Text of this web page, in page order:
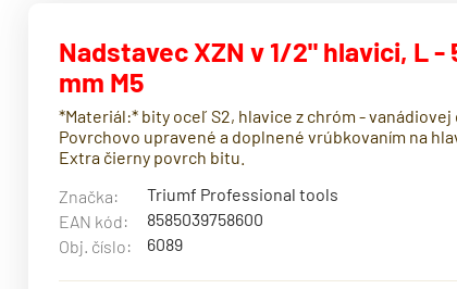
Nadstavec XZN v 1/2" hlavici, L -
mm M5
*Materiál:* bity oceľ S2, hlavice z chróm - vanádiovej
Povrchovo upravené a doplnené vrúbkovaním na
Extra čierny povrch bitu.
Značka:
Triumf Professional tools
EAN kód:
8585039758600
Obj. číslo:
6089